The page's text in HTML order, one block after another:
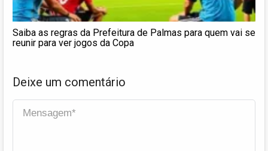
Saiba as regras da Prefeitura de Palmas para quem vai se
reunir para ver jogos da Copa
Deixe um comentário